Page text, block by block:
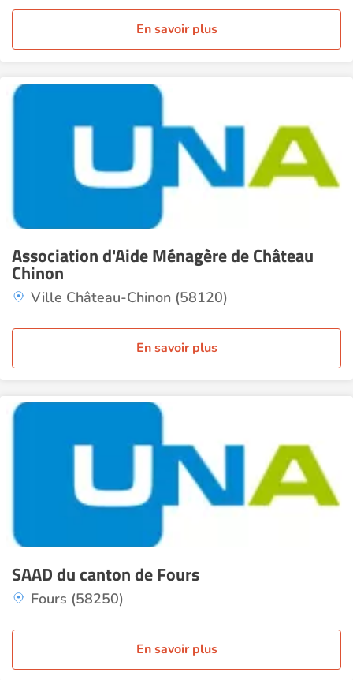
En savoir plus
Association d'Aide Ménagère de Château
Chinon
Ville Château-Chinon (58120)
En savoir plus
SAAD du canton de Fours
Fours (58250)
En savoir plus